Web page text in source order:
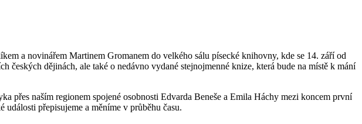
a novinářem Martinem Gromanem do velkého sálu písecké knihovny, kde se 14. září od
českých dějinách, ale také o nedávno vydané stejnojmenné knize, která bude na místě k mání
přes naším regionem spojené osobnosti Edvarda Beneše a Emila Háchy mezi koncem první
přepisujeme a měníme v průběhu času.